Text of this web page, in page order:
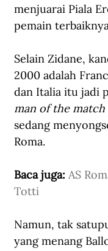
menjuarai Piala
pemain
Selain Zidane,
2000 adalah
dan Italia itu jadi
man of the match
sedang
Roma.
Baca juga: AS
Totti
Namun, tak
yang menang